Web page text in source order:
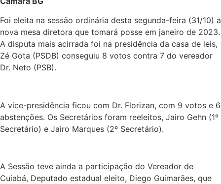
Foi eleita na sessão ordinária desta segunda-feira (31/10) a
nova mesa diretora que tomará posse em janeiro de 2023.
A disputa mais acirrada foi na presidência da casa de leis,
Zé Gota (PSDB) conseguiu 8 votos contra 7 do vereador
Dr. Neto (PSB).
A vice-presidência ficou com Dr. Florizan, com 9 votos e 6
abstenções. Os Secretários foram reeleitos, Jairo Gehn (1º
Secretário) e Jairo Marques (2º Secretário).
A Sessão teve ainda a participação do Vereador de
Cuiabá, Deputado estadual eleito, Diego Guimarães, que